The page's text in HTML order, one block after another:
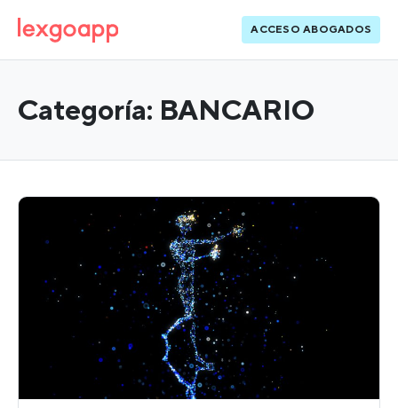
ACCESO ABOGADOS
Categoría: BANCARIO